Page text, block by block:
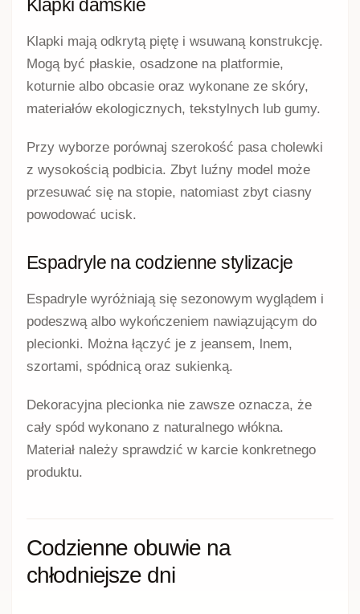
Klapki damskie
Klapki mają odkrytą piętę i wsuwaną konstrukcję.
Mogą być płaskie, osadzone na platformie,
koturnie albo obcasie oraz wykonane ze skóry,
materiałów ekologicznych, tekstylnych lub gumy.
Przy wyborze porównaj szerokość pasa cholewki
z wysokością podbicia. Zbyt luźny model może
przesuwać się na stopie, natomiast zbyt ciasny
powodować ucisk.
Espadryle na codzienne stylizacje
Espadryle wyróżniają się sezonowym wyglądem i
podeszwą albo wykończeniem nawiązującym do
plecionki. Można łączyć je z jeansem, lnem,
szortami, spódnicą oraz sukienką.
Dekoracyjna plecionka nie zawsze oznacza, że
cały spód wykonano z naturalnego włókna.
Materiał należy sprawdzić w karcie konkretnego
produktu.
Codzienne obuwie na
chłodniejsze dni